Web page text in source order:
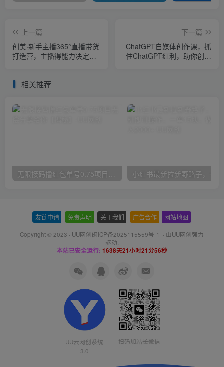
上一篇
创美·新手主播365°直播带货
打造营，主播得能力决定直
下一篇
ChatGPT自媒体创作课，抓
住ChatGPT红利，助你创作
相关推荐
无限接码撸红包单号0.75项目无偿分享给你【揭秘】
友链申请 免责声明 关于我们 广告合作 网站地图
Copyright © 2023 · UU网创闽ICP备2025115559号-1 · 由UU网创强力
驱动.
本站已安全运行: 1638天21小时21分57秒
UU云网创系统
3.0
扫码加站长微信